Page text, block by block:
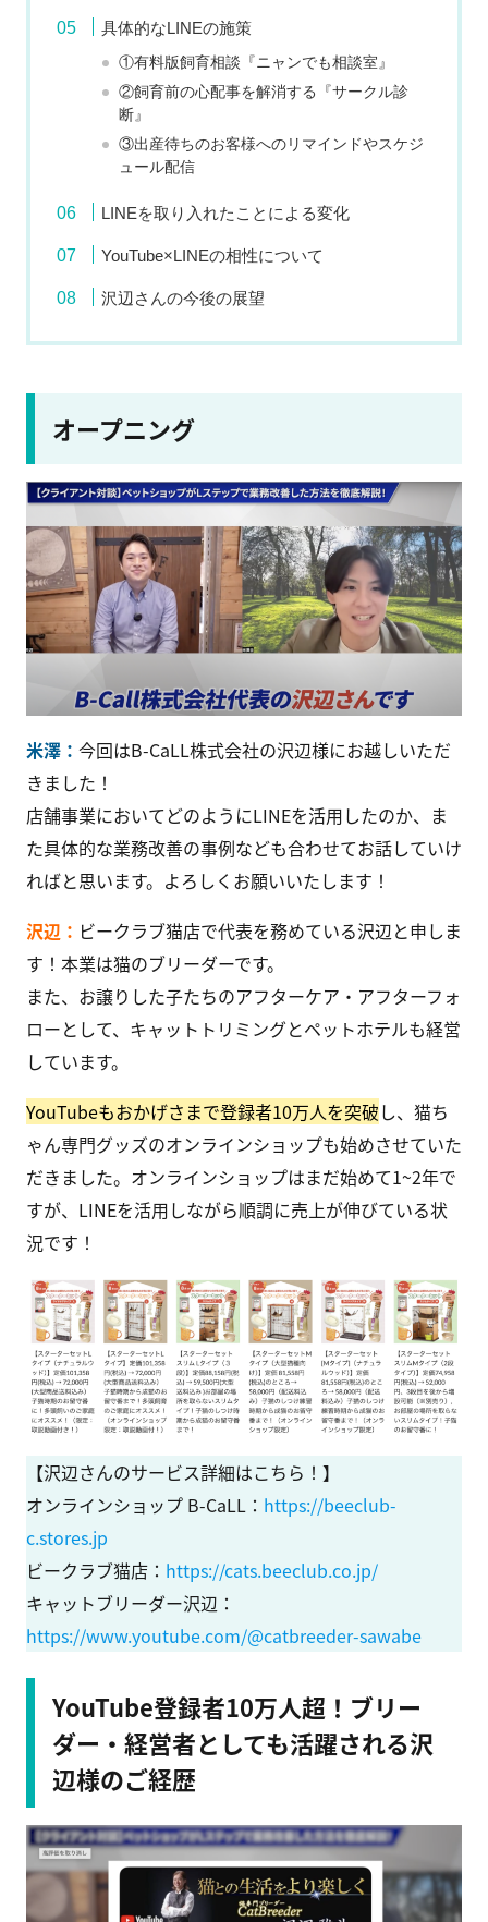
具体的なLINEの施策
①有料版飼育相談『ニャンでも相談室』
②飼育前の心配事を解消する『サークル診
断』
③出産待ちのお客様へのリマインドやスケジ
ュール配信
LINEを取り入れたことによる変化
YouTube×LINEの相性について
沢辺さんの今後の展望
オープニング
米澤： 今回はB-CaLL株式会社の沢辺様にお越しいただ
きました！
店舗事業においてどのようにLINEを活用したのか、ま
た具体的な業務改善の事例なども合わせてお話していけ
ればと思います。よろしくお願いいたします！
沢辺： ビークラブ猫店で代表を務めている沢辺と申しま
す！本業は猫のブリーダーです。
また、お譲りした子たちのアフターケア・アフターフォ
ローとして、キャットトリミングとペットホテルも経営
しています。
YouTubeもおかげさまで登録者10万人を突破し、猫ち
ゃん専門グッズのオンラインショップも始めさせていた
だきました。オンラインショップはまだ始めて1~2年で
すが、LINEを活用しながら順調に売上が伸びている状
況です！
【沢辺さんのサービス詳細はこちら！】
オンラインショップ B-CaLL： https://beeclub-
c.stores.jp
ビークラブ猫店： https://cats.beeclub.co.jp/
キャットブリーダー沢辺：
https://www.youtube.com/@catbreeder-sawabe
YouTube登録者10万人超！ブリー
ダー・経営者としても活躍される沢
辺様のご経歴